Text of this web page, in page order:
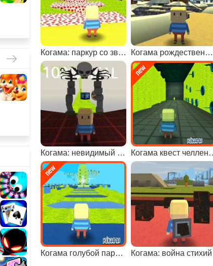
Когама: паркур со звездами Когама рождественское приключение
Когама: невидимый паркур Когама
Когама голубой паркур Когама: война стихий